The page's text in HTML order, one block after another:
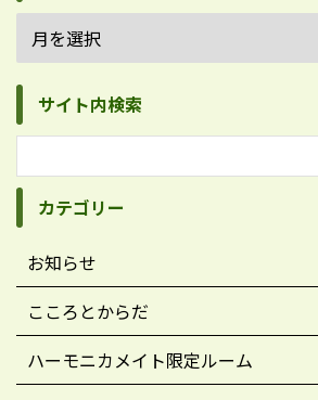
サイト内検索
カテゴリー
お知らせ
こころとからだ
ハーモニカメイト限定ルーム